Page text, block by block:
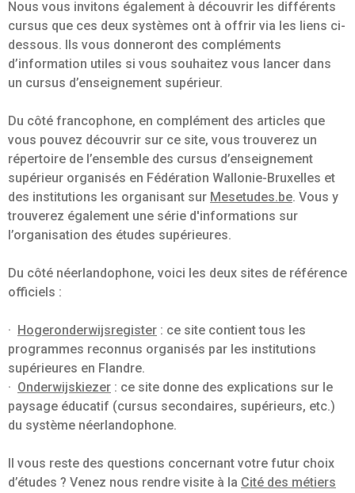
Nous vous invitons également à découvrir les différents
cursus que ces deux systèmes ont à offrir via les liens ci-
dessous. Ils vous donneront des compléments
d’information utiles si vous souhaitez vous lancer dans
un cursus d’enseignement supérieur.
Du côté francophone, en complément des articles que
vous pouvez découvrir sur ce site, vous trouverez un
répertoire de l’ensemble des cursus d’enseignement
supérieur organisés en Fédération Wallonie-Bruxelles et
des institutions les organisant sur Mesetudes.be. Vous y
trouverez également une série d'informations sur
l’organisation des études supérieures.
Du côté néerlandophone, voici les deux sites de référence
officiels :
· Hogeronderwijsregister : ce site contient tous les
programmes reconnus organisés par les institutions
supérieures en Flandre.
· Onderwijskiezer : ce site donne des explications sur le
paysage éducatif (cursus secondaires, supérieurs, etc.)
du système néerlandophone.
Il vous reste des questions concernant votre futur choix
d’études ? Venez nous rendre visite à la Cité des métiers